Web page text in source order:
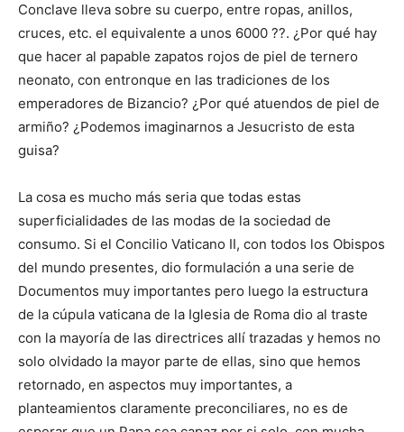
Conclave lleva sobre su cuerpo, entre ropas, anillos,
cruces, etc. el equivalente a unos 6000 ??. ¿Por qué hay
que hacer al papable zapatos rojos de piel de ternero
neonato, con entronque en las tradiciones de los
emperadores de Bizancio? ¿Por qué atuendos de piel de
armiño? ¿Podemos imaginarnos a Jesucristo de esta
guisa?
La cosa es mucho más seria que todas estas
superficialidades de las modas de la sociedad de
consumo. Si el Concilio Vaticano II, con todos los Obispos
del mundo presentes, dio formulación a una serie de
Documentos muy importantes pero luego la estructura
de la cúpula vaticana de la Iglesia de Roma dio al traste
con la mayoría de las directrices allí trazadas y hemos no
solo olvidado la mayor parte de ellas, sino que hemos
retornado, en aspectos muy importantes, a
planteamientos claramente preconciliares, no es de